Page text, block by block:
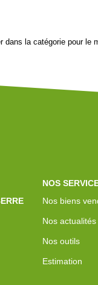
dans la catégorie pour le
NOS
Nos biens
Nos actualités
Nos outils
Estimation